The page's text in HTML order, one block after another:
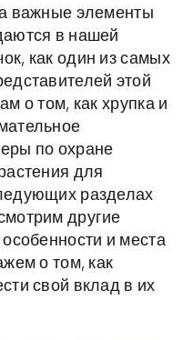
а важные элементы
в нашей
как один из самых
этой
о том, как хрупка и
по охране
для
разделах
другие
и места
о том, как
свой вклад в их